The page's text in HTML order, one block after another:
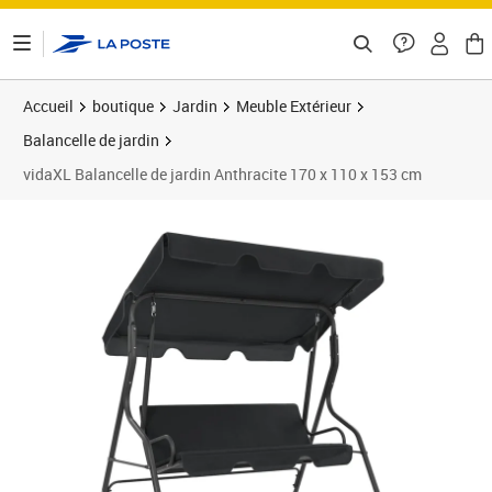
Accueil boutique Jardin
Meuble Extérieur
Balancelle de jardin
vidaXL Balancelle de jardin Anthracite 170 x 110 x 153 cm